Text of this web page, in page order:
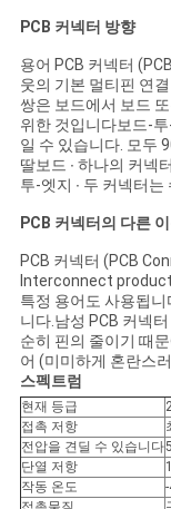
COMPANY
NEWS
사
이
트
맵
PRIVACY
POLICY
PCB 커넥터 방향
용어 PCB 커넥터
웃의 기본 멀티핀 연
쌍은 보드에서 보드
위한 것입니다보드-
일 수 있습니다. 모두
딸보드 ∙ 하나의 커넥
투-엣지 ∙ 두 커넥터는
PCB 커넥터의 다른
PCB 커넥터 (PCB
Interconnect
특정 용어도 사용됩
니다.남성 PCB 커넥
순히 핀의 줄이기 때
어 (미미하게 혼란스
스펙트럼
현재 등급
접촉 저항
전압을 견딜 수 있습니다
단열 저항
작동 온도